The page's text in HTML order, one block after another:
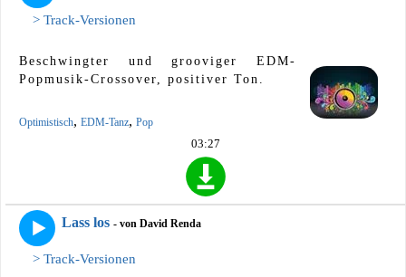
> Track-Versionen
Beschwingter und grooviger EDM-
Popmusik-Crossover, positiver Ton.
Optimistisch, EDM-Tanz, Pop
03:27
Lass los - von David Renda
> Track-Versionen